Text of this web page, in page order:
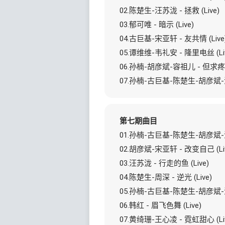
02.陈楚生-汪苏泷 - 拯救 (Live)
03.郁可唯 - 暗示 (Live)
04.古巨基-宋亚轩 - 友共情
05.谭维维-韦礼安 - 隆里电丝
06.孙楠-胡彦斌-容祖儿 - 但求
07.孙楠-古巨基-陈楚生-胡彦
第七期曲目
01.孙楠-古巨基-陈楚生-胡彦斌
02.胡彦斌-宋亚轩 - 改变自己
03.汪苏泷 - 行走的鱼 (Live)
04.陈楚生-周深 - 逆光 (Live)
05.孙楠-古巨基-陈楚生-胡彦斌
06.韩红 - 眉飞色舞 (Live)
07.黄绮珊-王心凌 - 霓虹甜心